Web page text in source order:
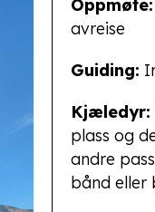
Oppmøte:
avreise
Guiding:
Kjæledyr:
plass og
andre
bånd eller